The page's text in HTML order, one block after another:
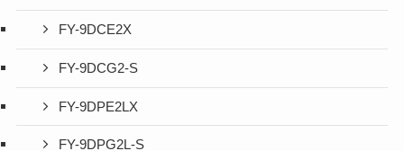
FY-9DCE2X
FY-9DCG2-S
FY-9DPE2LX
FY-9DPG2L-S